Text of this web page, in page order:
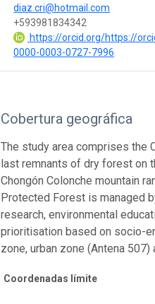
diaz.cri@hotmail.com
+593981834342
https://orcid.org/https://
0000-0003-0727-7996
Cobertura geográfica
The study area comprises the
last remnants of dry forest on
Chongón Colonche mountain
Protected Forest is managed
research, environmental
prioritisation based on socio-
zone, urban zone (Antena
Coordenadas límite